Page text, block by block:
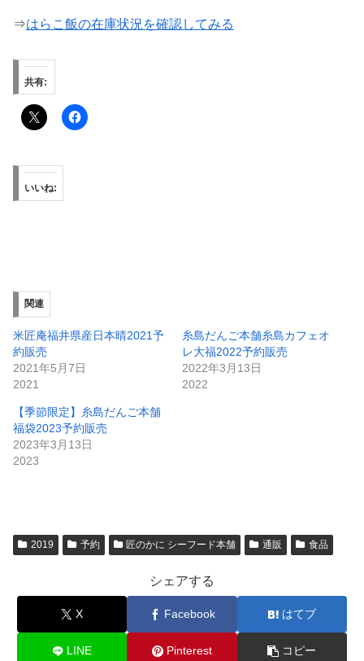
⇒はらこ飯の在庫状況を確認してみる
共有:
いいね:
関連
米匠庵福井県産日本晴2021予
約販売
2021年5月7日
2021
糸島だんご本舗糸島カフェオ
レ大福2022予約販売
2022年3月13日
2022
【季節限定】糸島だんご本舗
福袋2023予約販売
2023年3月13日
2023
2019 予約 匠のかに シーフード本舗 通販 食品
シェアする
X Facebook はてブ
LINE Pinterest コピー